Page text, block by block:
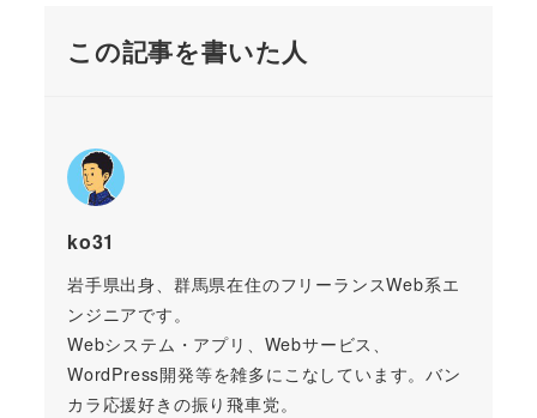
この記事を書いた人
ko31
岩手県出身、群馬県在住のフリーランスWeb系エ
ンジニアです。
Webシステム・アプリ、Webサービス、
WordPress開発等を雑多にこなしています。バン
カラ応援好きの振り飛車党。